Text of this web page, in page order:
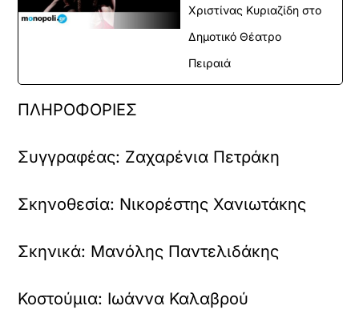
Χριστίνας Κυριαζίδη στο
Δημοτικό Θέατρο
Πειραιά
ΠΛΗΡΟΦΟΡΙΕΣ
Συγγραφέας: Ζαχαρένια Πετράκη
Σκηνοθεσία: Νικορέστης Χανιωτάκης
Σκηνικά: Μανόλης Παντελιδάκης
Κοστούμια: Ιωάννα Καλαβρού